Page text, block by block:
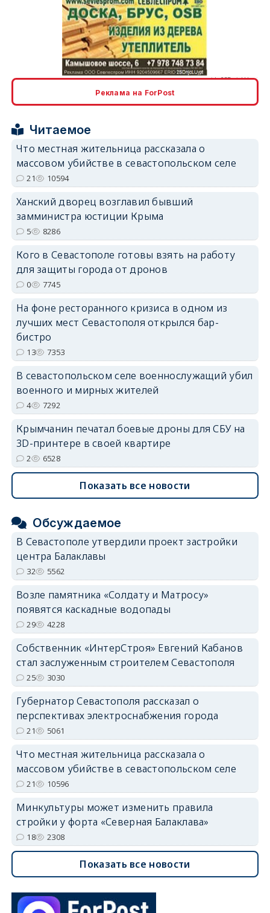
erid: 2SDnjdvhGXG
Реклама на ForPost
Читаемое
Что местная жительница рассказала о
массовом убийстве в севастопольском селе
21 10594
Ханский дворец возглавил бывший
замминистра юстиции Крыма
5 8286
Кого в Севастополе готовы взять на работу
для защиты города от дронов
0 7745
На фоне ресторанного кризиса в одном из
лучших мест Севастополя открылся бар-
бистро
13 7353
В севастопольском селе военнослужащий убил
военного и мирных жителей
4 7292
Крымчанин печатал боевые дроны для СБУ на
3D-принтере в своей квартире
2 6528
Показать все новости
Обсуждаемое
В Севастополе утвердили проект застройки
центра Балаклавы
32 5562
Возле памятника «Солдату и Матросу»
появятся каскадные водопады
29 4228
Собственник «ИнтерСтроя» Евгений Кабанов
стал заслуженным строителем Севастополя
25 3030
Губернатор Севастополя рассказал о
перспективах электроснабжения города
21 5061
Что местная жительница рассказала о
массовом убийстве в севастопольском селе
21 10596
Минкультуры может изменить правила
стройки у форта «Северная Балаклава»
18 2308
Показать все новости